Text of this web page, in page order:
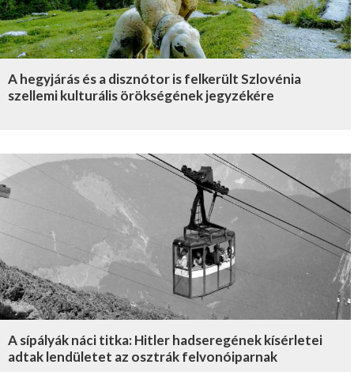
A hegyjárás és a disznótor is felkerült Szlovénia
szellemi kulturális örökségének jegyzékére
A sípályák náci titka: Hitler hadseregének kísérletei
adtak lendületet az osztrák felvonóiparnak